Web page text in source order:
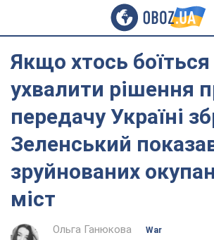
Якщо хтось боїться
ухвалити рішення
передачу Україні
Зеленський
зруйнованих
міст
Ольга Ганюкова
War